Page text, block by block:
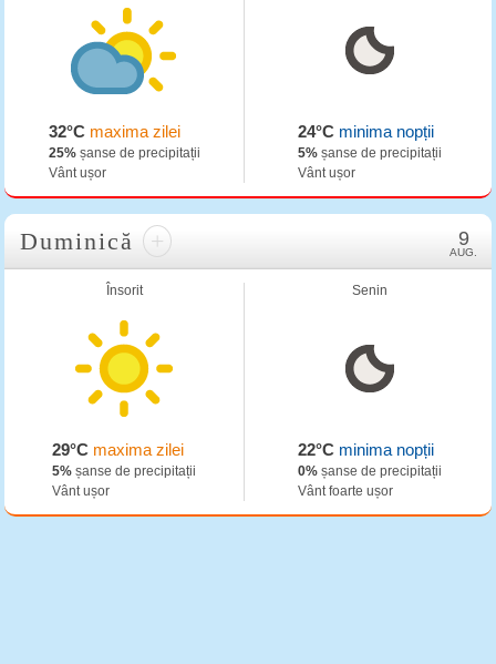
32°Cmaxima zilei
25%șanse de precipitații
Vânt ușor
24°Cminima nopții
5%șanse de precipitații
Vânt ușor
Duminică + 9
AUG.
Însorit
29°C maxima zilei
5% șanse de precipitații
Vânt ușor
Senin
22°Cminima nopții
0%șanse de precipitații
Vânt foarte ușor